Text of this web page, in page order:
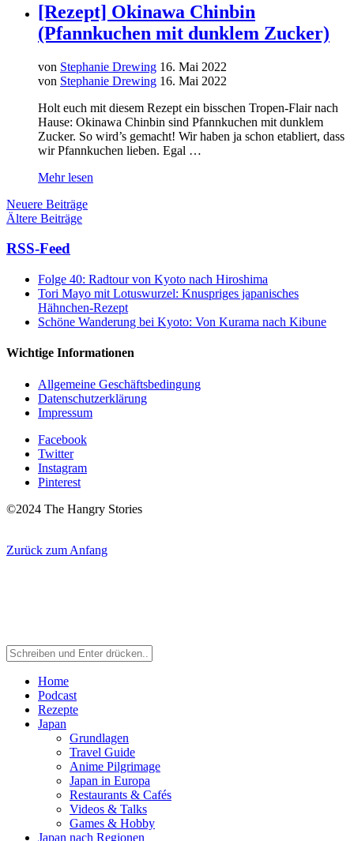
[Rezept] Okinawa Chinbin
(Pfannkuchen mit dunklem Zucker)
von Stephanie Drewing 16. Mai 2022
von Stephanie Drewing 16. Mai 2022
Holt euch mit diesem Rezept ein bisschen Tropen-Flair nach
Hause: Okinawa Chinbin sind Pfannkuchen mit dunklem
Zucker. So wird’s gemacht! Wir haben ja schon etabliert, dass
wir Pfannkuchen lieben. Egal …
Mehr lesen
Neuere Beiträge
Ältere Beiträge
RSS-Feed
Folge 40: Radtour von Kyoto nach Hiroshima
Tori Mayo mit Lotuswurzel: Knuspriges japanisches
Hähnchen-Rezept
Schöne Wanderung bei Kyoto: Von Kurama nach Kibune
Wichtige Informationen
Allgemeine Geschäftsbedingung
Datenschutzerklärung
Impressum
Facebook
Twitter
Instagram
Pinterest
©2024 The Hangry Stories
Zurück zum Anfang
Home
Podcast
Rezepte
Japan
Grundlagen
Travel Guide
Anime Pilgrimage
Japan in Europa
Restaurants & Cafés
Videos & Talks
Games & Hobby
Japan nach Regionen